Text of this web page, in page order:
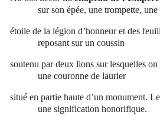
sur son épée, une trompette, une
étoile de la légion d’honneur et des
reposant sur un coussin
soutenu par deux lions sur lesquelles
une couronne de laurier
situé en partie haute d’un monument.
une signification honorifique.